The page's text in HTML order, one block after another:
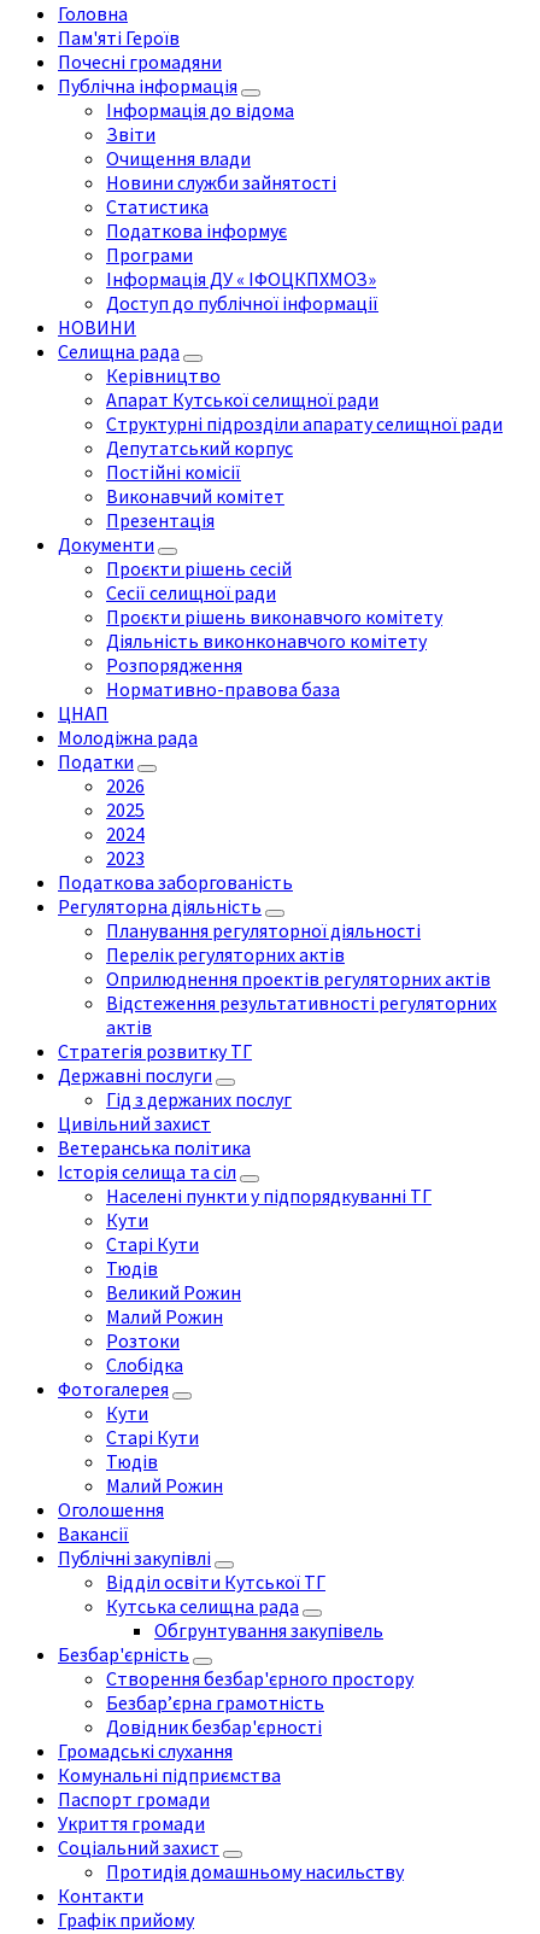
Головна
Пам'яті Героїв
Почесні громадяни
Публічна інформація
Інформація до відома
Звіти
Очищення влади
Новини служби зайнятості
Статистика
Податкова інформує
Програми
Інформація ДУ « ІФОЦКПХМОЗ»
Доступ до публічної інформації
НОВИНИ
Селищна рада
Керівництво
Апарат Кутської селищної ради
Структурні підрозділи апарату селищної ради
Депутатський корпус
Постійні комісії
Виконавчий комітет
Презентація
Документи
Проєкти рішень сесій
Сесії селищної ради
Проєкти рішень виконавчого комітету
Діяльність виконконавчого комітету
Розпорядження
Нормативно-правова база
ЦНАП
Молодіжна рада
Податки
2026
2025
2024
2023
Податкова заборгованість
Регуляторна діяльність
Планування регуляторної діяльності
Перелік регуляторних актів
Оприлюднення проектів регуляторних актів
Відстеження результативності регуляторних
актів
Стратегія розвитку ТГ
Державні послуги
Гід з держаних послуг
Цивільний захист
Ветеранська політика
Історія селища та сіл
Населені пункти у підпорядкуванні ТГ
Кути
Старі Кути
Тюдів
Великий Рожин
Малий Рожин
Розтоки
Слобідка
Фотогалерея
Кути
Старі Кути
Тюдів
Малий Рожин
Оголошення
Вакансії
Публічні закупівлі
Відділ освіти Кутської ТГ
Кутська селищна рада
Обгрунтування закупівель
Безбар'єрність
Створення безбар'єрного простору
Безбар’єрна грамотність
Довідник безбар'єрності
Громадські слухання
Комунальні підприємства
Паспорт громади
Укриття громади
Соціальний захист
Протидія домашньому насильству
Контакти
Графік прийому